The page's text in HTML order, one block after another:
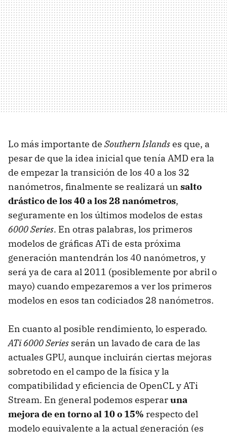
Lo más importante de Southern Islandses que, a
pesar de que la idea inicial que tenía AMD era la
de empezar la transición de los 40 a los 32
nanómetros, finalmente se realizará un salto
drástico de los 40 a los 28 nanómetros,
seguramente en los últimos modelos de estas
6000 Series. En otras palabras, los primeros
modelos de gráficas ATi de esta próxima
generación mantendrán los 40 nanómetros, y
será ya de cara al 2011 (posiblemente por abril o
mayo) cuando empezaremos a ver los primeros
modelos en esos tan codiciados 28 nanómetros.
En cuanto al posible rendimiento, lo esperado.
ATi 6000 Series serán un lavado de cara de las
actuales GPU, aunque incluirán ciertas mejoras
sobretodo en el campo de la física y la
compatibilidad y eficiencia de OpenCL y ATi
Stream. En general podemos esperaruna
mejora de en torno al 10 o 15% respecto del
modelo equivalente a la actual generación (es